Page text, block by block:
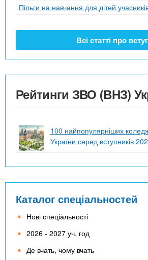
Пільги на навчання для дітей
Всі статті про
Рейтинги ЗВО (ВНЗ)
100 найпопулярніших
України серед вступників
Каталог спеціальностей
Нові спеціальності
2026 - 2027 уч. год
Де вчать, чому вчать